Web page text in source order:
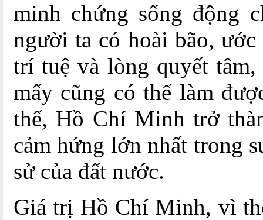
minh chứng sống động
người ta có hoài bão,
trí tuệ và lòng quyết
mấy cũng có thể làm
thế, Hồ Chí Minh trở
cảm hứng lớn nhất trong
sử của đất nước.
Giá trị Hồ Chí Minh, vì